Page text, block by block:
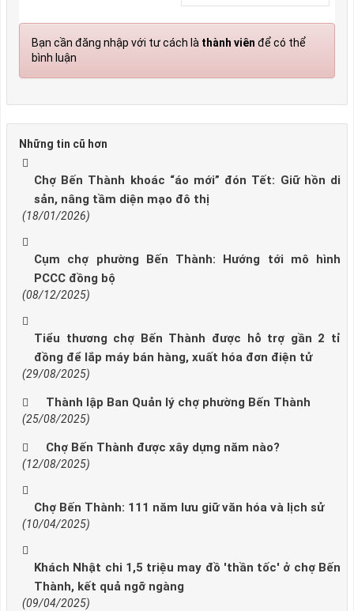
Bạn cần đăng nhập với tư cách là thành viên để có thể
bình luận
Những tin cũ hơn
Chợ Bến Thành khoác “áo mới” đón Tết: Giữ hồn di
sản, nâng tầm diện mạo đô thị
(18/01/2026)
Cụm chợ phường Bến Thành: Hướng tới mô hình
PCCC đồng bộ
(08/12/2025)
Tiểu thương chợ Bến Thành được hỗ trợ gần 2 tỉ
đồng để lắp máy bán hàng, xuất hóa đơn điện tử
(29/08/2025)
Thành lập Ban Quản lý chợ phường Bến Thành
(25/08/2025)
Chợ Bến Thành được xây dựng năm nào?
(12/08/2025)
Chợ Bến Thành: 111 năm lưu giữ văn hóa và lịch sử
(10/04/2025)
Khách Nhật chi 1,5 triệu may đồ 'thần tốc' ở chợ Bến
Thành, kết quả ngỡ ngàng
(09/04/2025)